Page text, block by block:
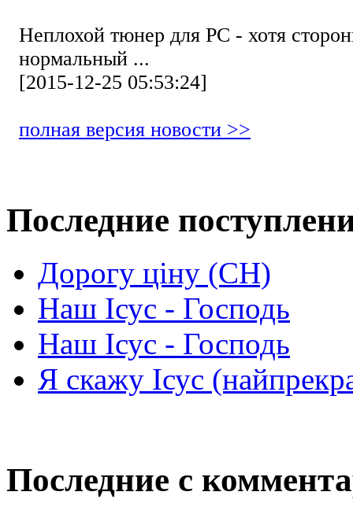
Неплохой тюнер для РС - хотя
нормальный ...
[2015-12-25 05:53:24]
полная версия новости >>
Последние
Дорогу ціну (СН)
Наш Ісус - Господь
Наш Ісус - Господь
Я скажу Ісус
Последние с